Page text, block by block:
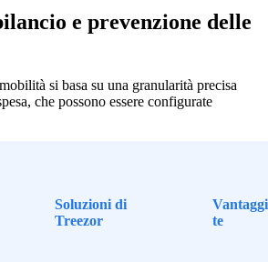
e prevenzione delle
si basa su una granularità precisa
che possono essere configurate
Soluzioni di
Treezor
te